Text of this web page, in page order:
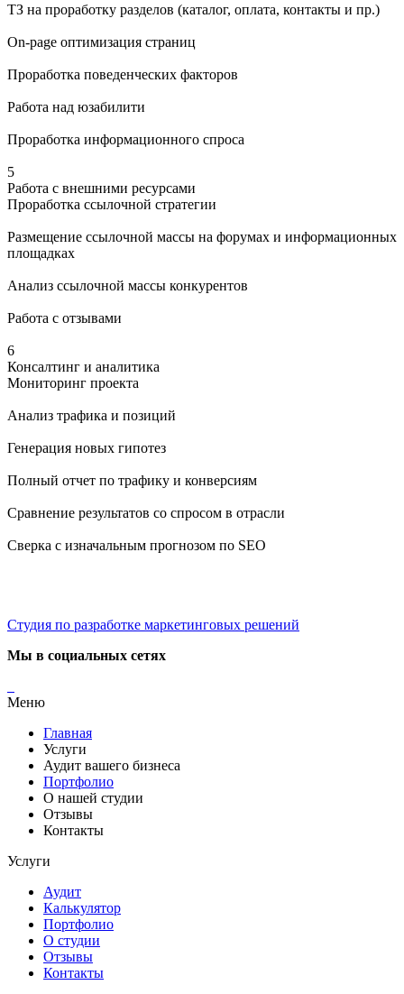
ТЗ на проработку разделов (каталог, оплата, контакты и пр.)
On-page оптимизация страниц
Проработка поведенческих факторов
Работа над юзабилити
Проработка информационного спроса
5
Работа с внешними ресурсами
Проработка ссылочной стратегии
Размещение ссылочной массы на форумах и информационных
площадках
Анализ ссылочной массы конкурентов
Работа с отзывами
6
Консалтинг и аналитика
Мониторинг проекта
Анализ трафика и позиций
Генерация новых гипотез
Полный отчет по трафику и конверсиям
Сравнение результатов со спросом в отрасли
Сверка с изначальным прогнозом по SEO
Студия по разработке маркетинговых решений
Мы в социальных сетях
Меню
Главная
Услуги
Аудит вашего бизнеса
Портфолио
О нашей студии
Отзывы
Контакты
Услуги
Аудит
Калькулятор
Портфолио
О студии
Отзывы
Контакты